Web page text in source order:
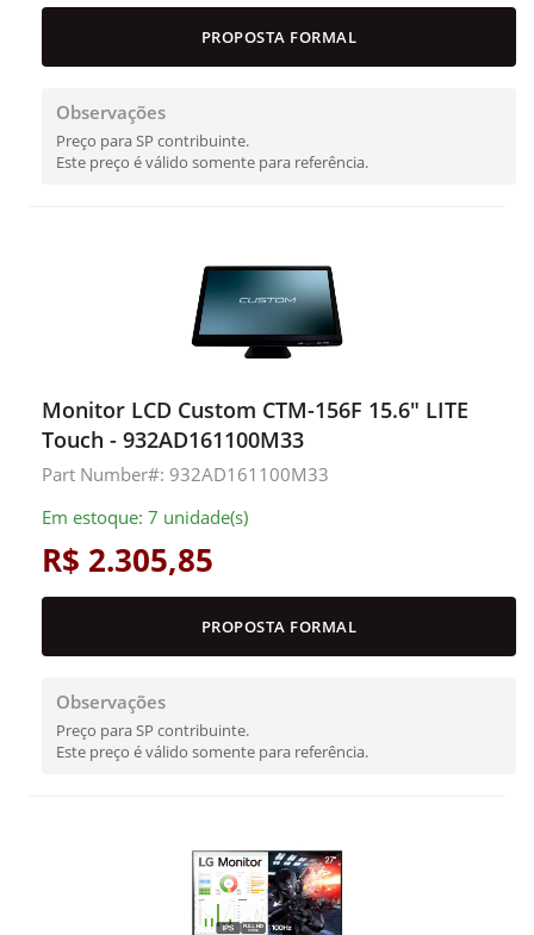
PROPOSTA FORMAL
Observações
Preço para SP contribuinte.
Este preço é válido somente para referência.
Monitor LCD Custom CTM-156F 15.6" LITE
Touch - 932AD161100M33
Part Number#: 932AD161100M33
Em estoque: 7 unidade(s)
R$ 2.305,85
PROPOSTA FORMAL
Observações
Preço para SP contribuinte.
Este preço é válido somente para referência.